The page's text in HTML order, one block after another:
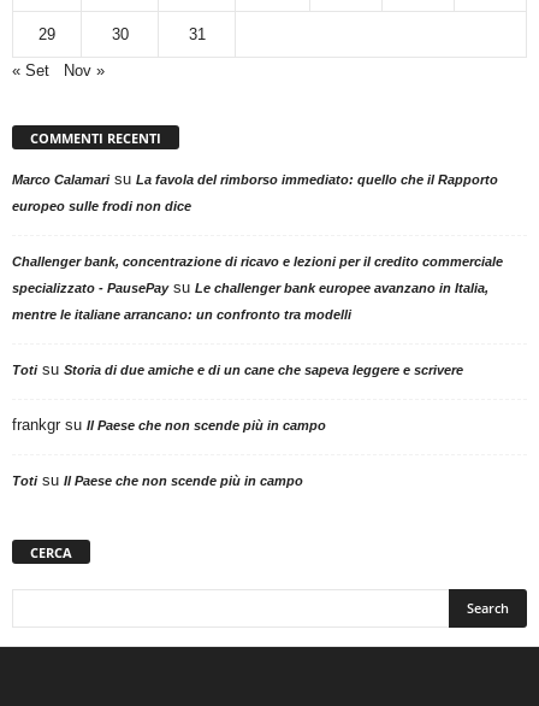
29 30
31
« Set
Nov »
COMMENTI RECENTI
Marco Calamarisu La favola del rimborso immediato: quello che il Rapporto
europeo sulle frodi non dice
Challenger bank, concentrazione di ricavo e lezioni per il credito commerciale
specializzato - PausePaysu Le challenger bank europee avanzano in Italia,
mentre le italiane arrancano: un confronto tra modelli
Totisu Storia di due amiche e di un cane che sapeva leggere e scrivere
frankgr su Il Paese che non scende più in campo
Totisu Il Paese che non scende più in campo
CERCA